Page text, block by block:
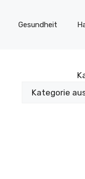
Gesundheit